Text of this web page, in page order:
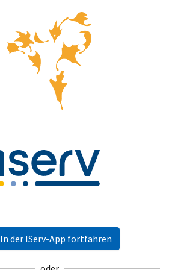
In der IServ-App fortfahren